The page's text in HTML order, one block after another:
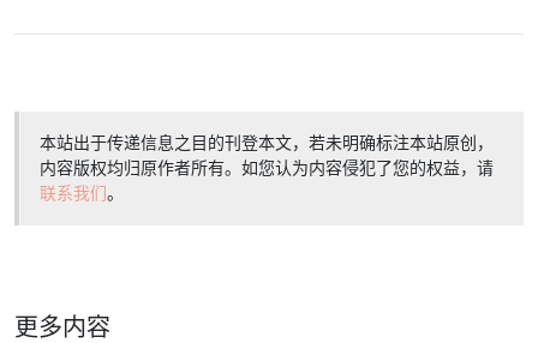
本站出于传递信息之目的刊登本文，若未明确标注本站原创，
内容版权均归原作者所有。如您认为内容侵犯了您的权益，请
联系我们。
更多内容